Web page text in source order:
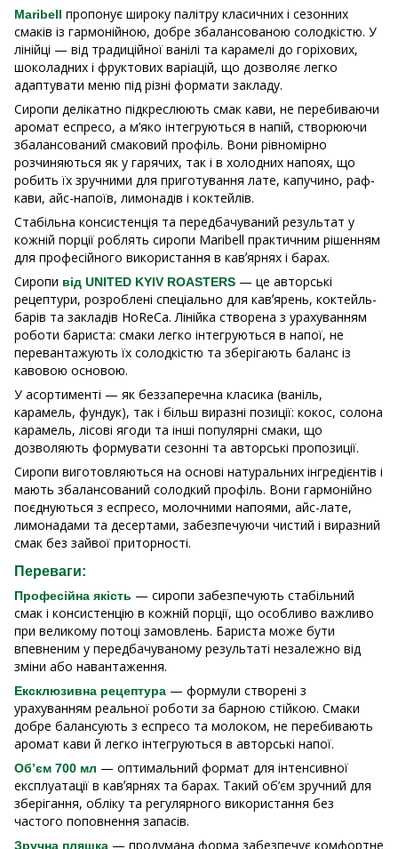
Maribell пропонує широку палітру класичних і сезонних
смаків із гармонійною, добре збалансованою солодкістю. У
лінійці — від традиційної ванілі та карамелі до горіхових,
шоколадних і фруктових варіацій, що дозволяє легко
адаптувати меню під різні формати закладу.
Сиропи делікатно підкреслюють смак кави, не перебиваючи
аромат еспресо, а м’яко інтегруються в напій, створюючи
збалансований смаковий профіль. Вони рівномірно
розчиняються як у гарячих, так і в холодних напоях, що
робить їх зручними для приготування лате, капучино, раф-
кави, айс-напоїв, лимонадів і коктейлів.
Стабільна консистенція та передбачуваний результат у
кожній порції роблять сиропи Maribell практичним рішенням
для професійного використання в кавʼярнях і барах.
Сиропи від UNITED KYIV ROASTERS — це авторські
рецептури, розроблені спеціально для кавʼярень, коктейль-
барів та закладів HoReCa. Лінійка створена з урахуванням
роботи бариста: смаки легко інтегруються в напої, не
перевантажують їх солодкістю та зберігають баланс із
кавовою основою.
У асортименті — як беззаперечна класика (ваніль,
карамель, фундук), так і більш виразні позиції: кокос, солона
карамель, лісові ягоди та інші популярні смаки, що
дозволяють формувати сезонні та авторські пропозиції.
Сиропи виготовляються на основі натуральних інгредієнтів і
мають збалансований солодкий профіль. Вони гармонійно
поєднуються з еспресо, молочними напоями, айс-лате,
лимонадами та десертами, забезпечуючи чистий і виразний
смак без зайвої приторності.
Переваги:
Професійна якість — сиропи забезпечують стабільний
смак і консистенцію в кожній порції, що особливо важливо
при великому потоці замовлень. Бариста може бути
впевненим у передбачуваному результаті незалежно від
зміни або навантаження.
Ексклюзивна рецептура — формули створені з
урахуванням реальної роботи за барною стійкою. Смаки
добре балансують з еспресо та молоком, не перебивають
аромат кави й легко інтегруються в авторські напої.
Обʼєм 700 мл — оптимальний формат для інтенсивної
експлуатації в кавʼярнях та барах. Такий об’єм зручний для
зберігання, обліку та регулярного використання без
частого поповнення запасів.
Зручна пляшка — продумана форма забезпечує комфортне